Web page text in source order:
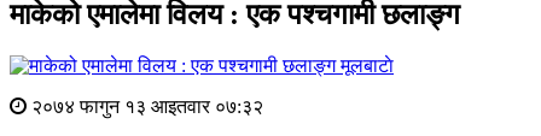
माकेको एमालेमा विलय : एक पश्चगामी छलाङ्ग
मूलबाटाे
२०७४ फागुन १३ आइतवार ०७:३२